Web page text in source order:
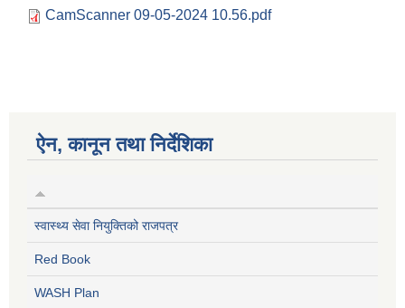
CamScanner 09-05-2024 10.56.pdf
ऐन, कानून तथा निर्देशिका
स्वास्थ्य सेवा नियुक्तिको राजपत्र
Red Book
WASH Plan